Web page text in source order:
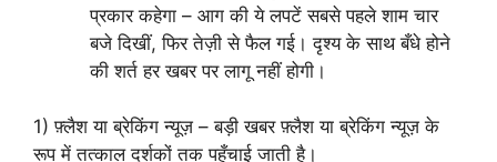
प्रकार कहेगा – आग की ये लपटें सबसे पहले शाम चार
बजे दिखीं, फिर तेज़ी से फैल गई। दृश्य के साथ बँधे होने
की शर्त हर खबर पर लागू नहीं होगी।
1) फ़्लैश या ब्रेकिंग न्यूज़ – बड़ी खबर फ़्लैश या ब्रेकिंग न्यूज़ के
रूप में तत्काल दर्शकों तक पहुँचाई जाती है।